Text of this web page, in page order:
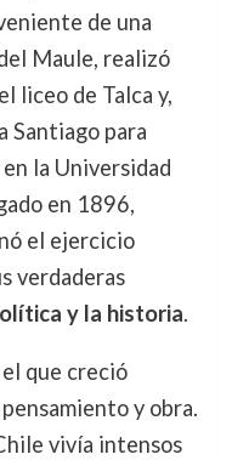
de una
Maule, realizó
liceo de Talca y,
Santiago para
la Universidad
en 1896,
el ejercicio
verdaderas
y la historia.
que creció
y obra.
vivía intensos